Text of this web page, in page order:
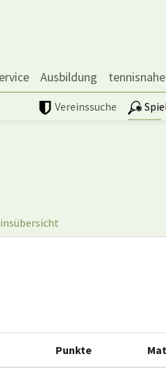
Ausbildung
Vereinssuche
Punkte